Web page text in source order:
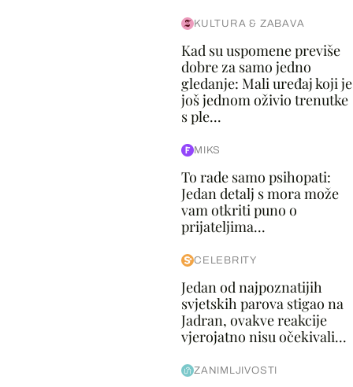
KULTURA & ZABAVA
Kad su uspomene previše
dobre za samo jedno
gledanje: Mali uređaj koji je
još jednom oživio trenutke
s ple...
MIKS
To rade samo psihopati:
Jedan detalj s mora može
vam otkriti puno o
prijateljima...
CELEBRITY
Jedan od najpoznatijih
svjetskih parova stigao na
Jadran, ovakve reakcije
vjerojatno nisu očekivali...
ZANIMLJIVOSTI